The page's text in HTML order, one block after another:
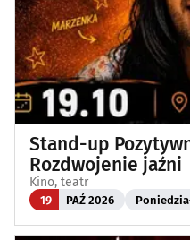
Stand-up
Rozdwojenie jaźni
Kino, teatr
19 PAŹ 2026